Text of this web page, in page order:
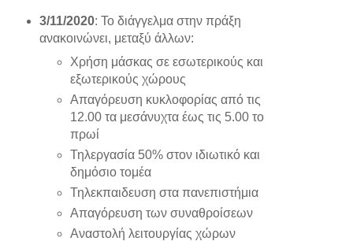
3/11/2020: Το διάγγελμα στην πράξη
ανακοινώνει, μεταξύ άλλων:
Χρήση μάσκας σε εσωτερικούς και
εξωτερικούς χώρους
Απαγόρευση κυκλοφορίας από τις
12.00 τα μεσάνυχτα έως τις 5.00 το
πρωί
Τηλεργασία 50% στον ιδιωτικό και
δημόσιο τομέα
Τηλεκπαιδευση στα πανεπιστήμια
Απαγόρευση των συναθροίσεων
Αναστολή λειτουργίας χώρων